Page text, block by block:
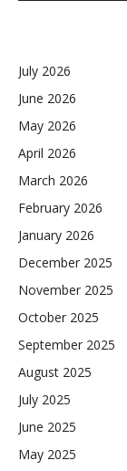
July 2026
June 2026
May 2026
April 2026
March 2026
February 2026
January 2026
December 2025
November 2025
October 2025
September 2025
August 2025
July 2025
June 2025
May 2025